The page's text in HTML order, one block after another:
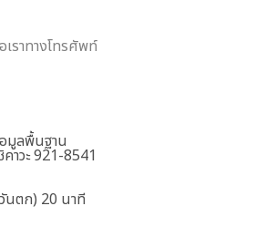
ต่อเราทางโทรศัพท์
มูลพื้นฐาน
าวะ 921-8541
นตก) 20 นาที